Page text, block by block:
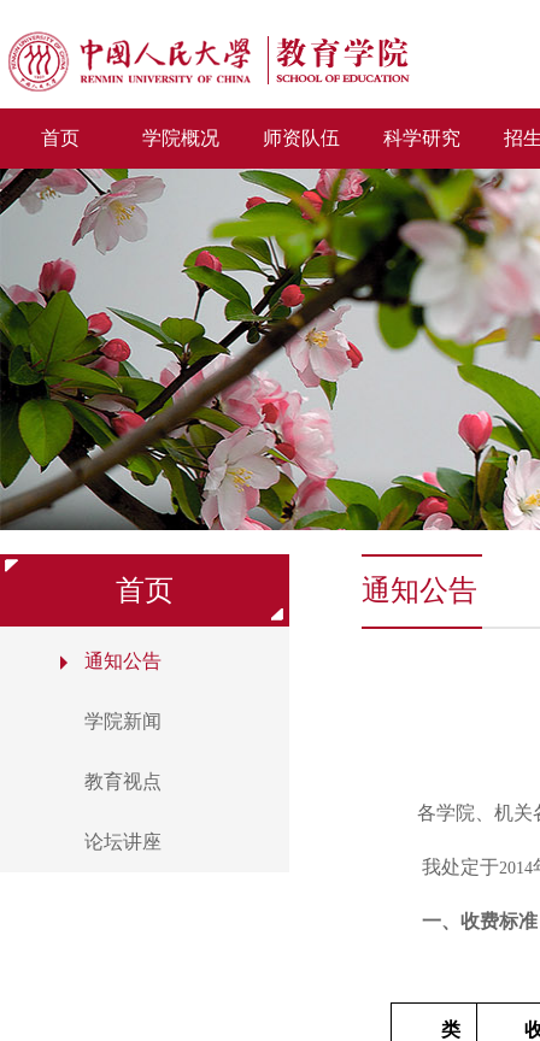
首页 学院概况 师资队伍 科学研究 招
首页
通知公告
学院新闻
教育视点
论坛讲座
通知公告
各学院、机关
我处定于2014
一、收费标准
类